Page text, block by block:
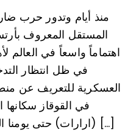
منذ أيام وتدور حرب
المستقل المعروف
اهتماماً واسعاً في العالم
في ظل انتظار
العسكرية للتعريف عن
في القوقاز
(ارارات) حتى يومنا الحالي، أي قبل وجود العرق […]